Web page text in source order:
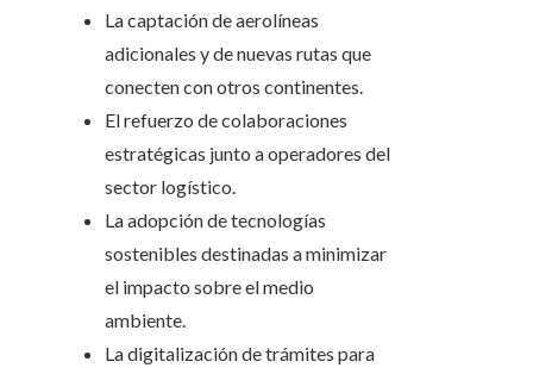
La captación de aerolíneas
adicionales y de nuevas rutas que
conecten con otros continentes.
El refuerzo de colaboraciones
estratégicas junto a operadores del
sector logístico.
La adopción de tecnologías
sostenibles destinadas a minimizar
el impacto sobre el medio
ambiente.
La digitalización de trámites para